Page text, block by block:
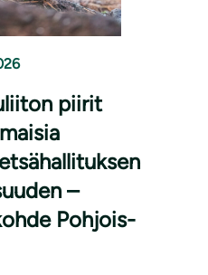
piirit
–
Pohjois-